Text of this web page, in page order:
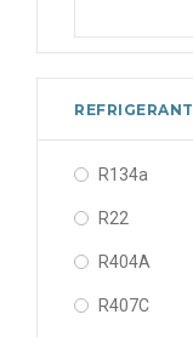
REFRIGERANT
R134a
R22
R404A
R407C